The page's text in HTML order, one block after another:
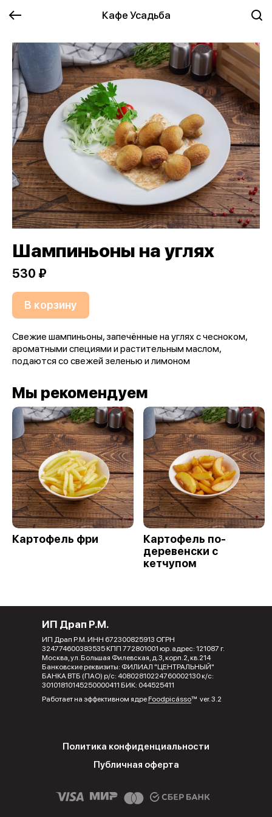
Кафе Усадьба
Шампиньоны на углях
530 ₽
В корзину
Свежие шампиньоны, запечённые на углях с чесноком,
ароматными специями и растительным маслом,
подаются со свежей зеленью и лимоном
Мы рекомендуем
Картофель фри
Картофель по-
деревенски с
кетчупом
ИП Драп Р.М.
ИП Драп Р.М. ИНН 672300825913 ОГРН
324774600383535 КПП 772801001 юр. адрес: 121087 г.
Москва, ул. Большая Филевская, д.3, корп.2, кв.214
Банковские реквизиты: ФИЛИАЛ "ЦЕНТРАЛЬНЫЙ"
БАНКА ВТБ (ПАО) р/с: 40802810224760002130 к/с:
30101810145250000411 БИК: 044525411
Работает на эффективном ядреFoodpicássover. 3.2
Политика конфиденциальности
Публичная оферта